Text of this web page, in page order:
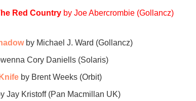
Red Country by Joe Abercrombie (Gollancz)
by Michael J. Ward (Gollancz)
Cory Daniells (Solaris)
by Brent Weeks (Orbit)
Jay Kristoff (Pan Macmillan UK)